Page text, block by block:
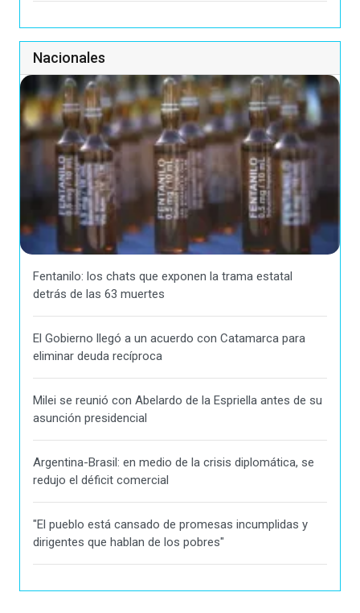
Nacionales
Fentanilo: los chats que exponen la trama estatal
detrás de las 63 muertes
El Gobierno llegó a un acuerdo con Catamarca para
eliminar deuda recíproca
Milei se reunió con Abelardo de la Espriella antes de su
asunción presidencial
Argentina-Brasil: en medio de la crisis diplomática, se
redujo el déficit comercial
"El pueblo está cansado de promesas incumplidas y
dirigentes que hablan de los pobres"